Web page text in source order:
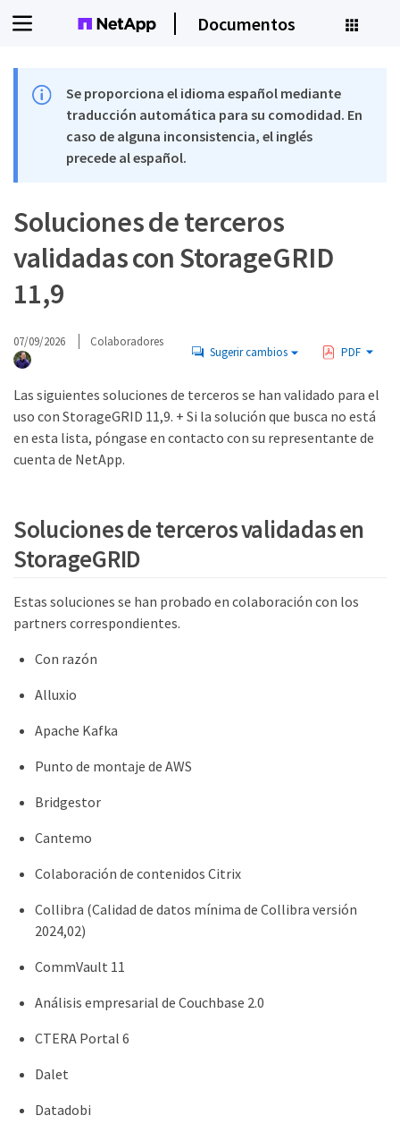
Documentos
Se proporciona el idioma español mediante
traducción automática para su comodidad. En
caso de alguna inconsistencia, el inglés
precede al español.
Soluciones de terceros
validadas con StorageGRID
11,9
07/09/2026 Colaboradores
Sugerir cambios PDF
Las siguientes soluciones de terceros se han validado para el
uso con StorageGRID 11,9. + Si la solución que busca no está
en esta lista, póngase en contacto con su representante de
cuenta de NetApp.
Soluciones de terceros validadas en
StorageGRID
Estas soluciones se han probado en colaboración con los
partners correspondientes.
Con razón
Alluxio
Apache Kafka
Punto de montaje de AWS
Bridgestor
Cantemo
Colaboración de contenidos Citrix
Collibra (Calidad de datos mínima de Collibra versión
2024,02)
CommVault 11
Análisis empresarial de Couchbase 2.0
CTERA Portal 6
Dalet
Datadobi